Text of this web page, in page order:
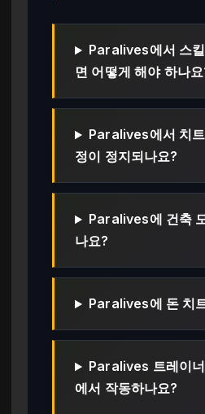
Paralives에서 스
면 어떻게 해야 하나
Paralives에서 치
정이 정지되나요?
Paralives에 건축
나요?
Paralives에 돈 치
Paralives 트레이
에서 작동하나요?